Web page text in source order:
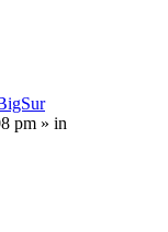
pm » in